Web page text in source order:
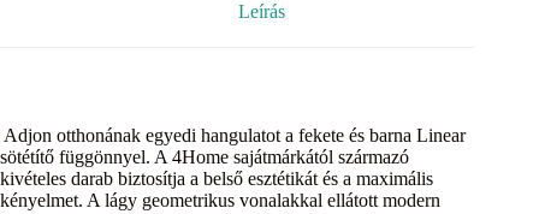
Leírás
Adjon otthonának egyedi hangulatot a fekete és barna Linear
sötétítő függönnyel. A 4Home sajátmárkától származó
kivételes darab biztosítja a belső esztétikát és a maximális
kényelmet. A lágy geometrikus vonalakkal ellátott modern